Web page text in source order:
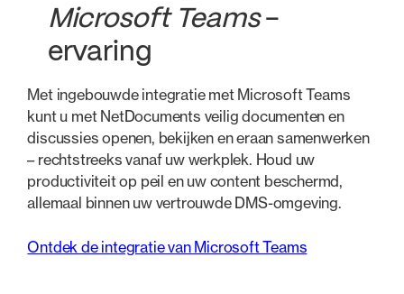
Microsoft Teams-
ervaring
Met ingebouwde integratie met Microsoft Teams
kunt u met NetDocuments veilig documenten en
discussies openen, bekijken en eraan samenwerken
– rechtstreeks vanaf uw werkplek. Houd uw
productiviteit op peil en uw content beschermd,
allemaal binnen uw vertrouwde DMS-omgeving.
Ontdek de integratie van Microsoft Teams